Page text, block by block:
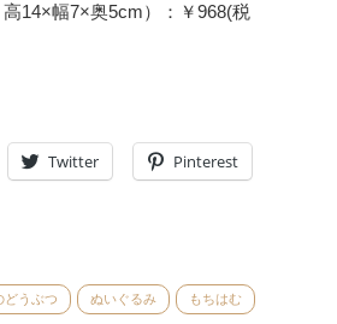
14×幅7×奥5cm）：￥968(税
Twitter Pinterest
どうぶつ ぬいぐるみ もちはむ